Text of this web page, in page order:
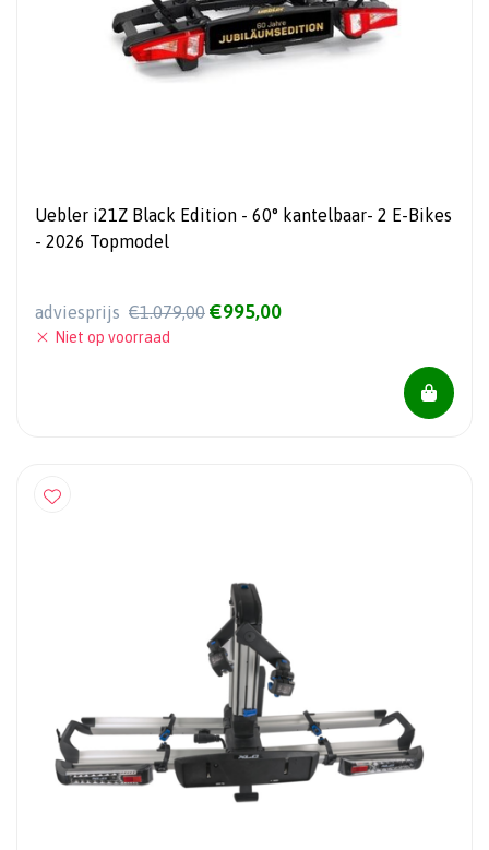
Uebler i21Z Black Edition - 60° kantelbaar- 2 E-Bikes
- 2026 Topmodel
adviesprijs €1.079,00 €995,00
Niet op voorraad